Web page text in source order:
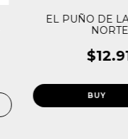
EL PUÑO DE